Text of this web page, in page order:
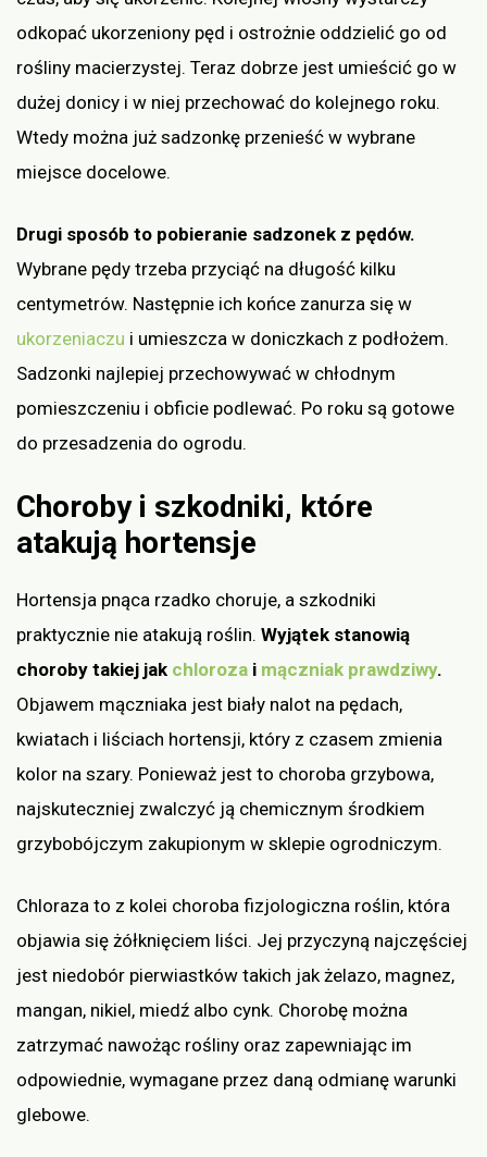
odkopać ukorzeniony pęd i ostrożnie oddzielić go od
rośliny macierzystej. Teraz dobrze jest umieścić go w
dużej donicy i w niej przechować do kolejnego roku.
Wtedy można już sadzonkę przenieść w wybrane
miejsce docelowe.
Drugi sposób to pobieranie sadzonek z pędów.
Wybrane pędy trzeba przyciąć na długość kilku
centymetrów. Następnie ich końce zanurza się w
ukorzeniaczu i umieszcza w doniczkach z podłożem.
Sadzonki najlepiej przechowywać w chłodnym
pomieszczeniu i obficie podlewać. Po roku są gotowe
do przesadzenia do ogrodu.
Choroby i szkodniki, które
atakują hortensje
Hortensja pnąca rzadko choruje, a szkodniki
praktycznie nie atakują roślin. Wyjątek stanowią
choroby takiej jak chloroza i mączniak prawdziwy.
Objawem mączniaka jest biały nalot na pędach,
kwiatach i liściach hortensji, który z czasem zmienia
kolor na szary. Ponieważ jest to choroba grzybowa,
najskuteczniej zwalczyć ją chemicznym środkiem
grzybobójczym zakupionym w sklepie ogrodniczym.
Chloraza to z kolei choroba fizjologiczna roślin, która
objawia się żółknięciem liści. Jej przyczyną najczęściej
jest niedobór pierwiastków takich jak żelazo, magnez,
mangan, nikiel, miedź albo cynk. Chorobę można
zatrzymać nawożąc rośliny oraz zapewniając im
odpowiednie, wymagane przez daną odmianę warunki
glebowe.